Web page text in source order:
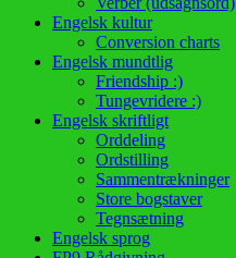
Engelsk kultur
Conversion charts
Engelsk mundtlig
Friendship :)
Tungevridere :)
Engelsk skriftligt
Orddeling
Ordstilling
Sammentrækninger
Store bogstaver
Tegnsætning
Engelsk sprog